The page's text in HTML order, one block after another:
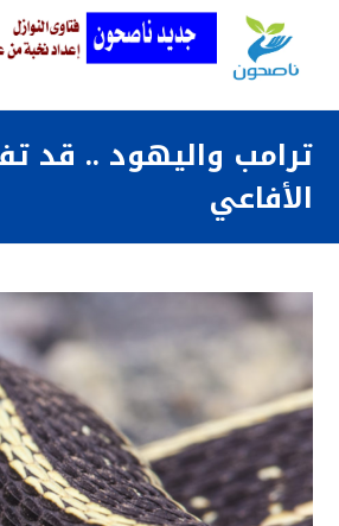
ترامب واليهود .. قد
الأفاعي